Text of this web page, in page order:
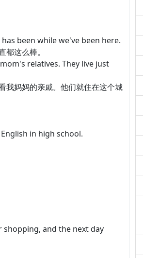
been while we've been here.
这么棒。
relatives. They live just
妈妈的亲戚。他们就住在这个城
in high school.
and the next day